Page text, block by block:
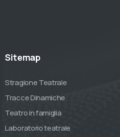
Sitemap
Stragione Teatrale
Tracce Dinamiche
Teatro in famiglia
Laboratorio teatrale